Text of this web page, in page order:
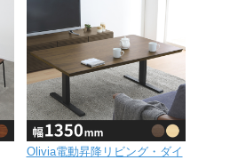
Olivia電動昇降リビング・ダイ